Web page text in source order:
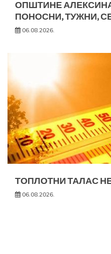
ОПШТИНЕ
ПОНОСНИ, ТУЖНИ,
06.08.2026.
ТОПЛОТНИ ТАЛАС
06.08.2026.